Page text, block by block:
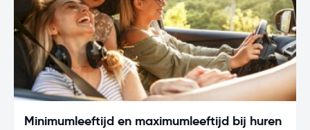
Minimumleeftijd en maximumleeftijd bij huren